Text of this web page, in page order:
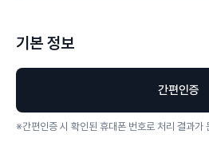
기본 정보
간편인증
※간편인증 시 확인된 휴대폰 번호로 처리 결과가